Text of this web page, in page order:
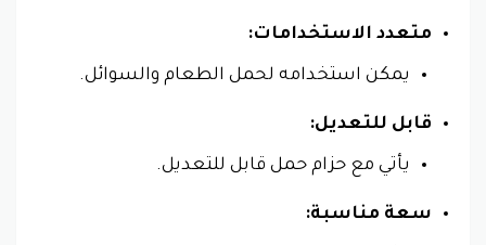
متعدد الاستخدامات:
يمكن استخدامه لحمل الطعام والسوائل.
قابل للتعديل:
يأتي مع حزام حمل قابل للتعديل.
سعة مناسبة: